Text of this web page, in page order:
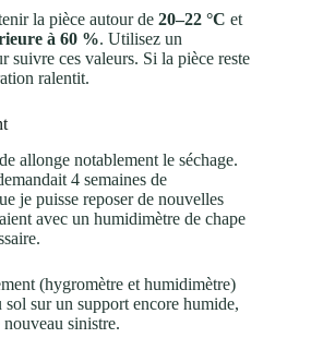
la pièce autour de 20–22 °C et
à 60 %. Utilisez un
suivre ces valeurs. Si la pièce reste
ralentit.
allonge notablement le séchage.
4 semaines de
je puisse reposer de nouvelles
avec un humidimètre de chape
(hygromètre et humidimètre)
sur un support encore humide,
sinistre.